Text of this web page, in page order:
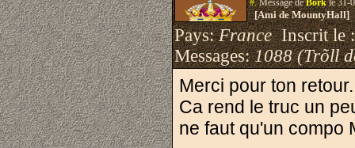
#.Message deBorkle 31-
[Ami de MountyHall]
Pays:FranceInscrit le
Messages:1088 (Trõll
Merci pour ton retour.
Ca rend le truc un
ne faut qu'un compo